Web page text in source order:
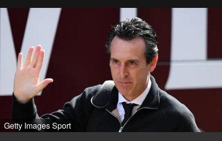
Getty Images Sport